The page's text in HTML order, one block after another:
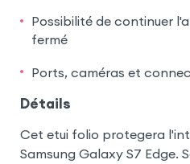
Possibilité de continuer
fermé
Ports, caméras et
Détails
Cet etui folio protegera
Samsung Galaxy S7 Edge.